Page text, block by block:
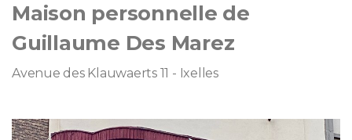
Maison personnelle de
Guillaume Des Marez
Avenue des Klauwaerts 11 - Ixelles